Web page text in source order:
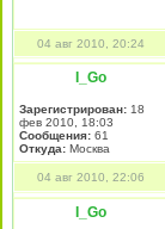
04 авг 2010, 20:24
I_Go
Зарегистрирован: 18
фев 2010, 18:03
Сообщения: 61
Откуда: Москва
04 авг 2010, 22:06
I_Go